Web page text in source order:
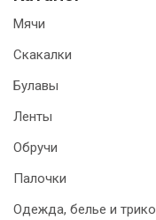
Мячи
Скакалки
Булавы
Ленты
Обручи
Палочки
Одежда, белье и трико